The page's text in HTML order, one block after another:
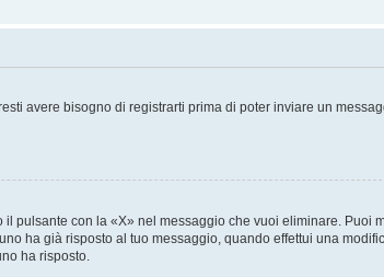
avere bisogno di registrarti prima di poter inviare un
pulsante con la «X» nel messaggio che vuoi eliminare. Puoi
ha già risposto al tuo messaggio, quando effettui una
ha risposto.